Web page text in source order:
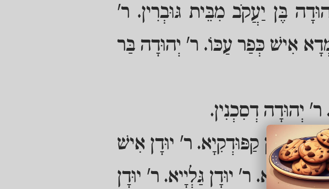
בֶּן יַעֲקֹב מִבֵּית גּוּבְרִין. ר'
אִישׁ כְּפַר עַכּוֹ. ר' יְהוּדָה בַּר
ר' יְהוּדָה דְסִכְנִין.
ר' יוּדָן קַפּוּדְקִיָא. ר' יוּדָן אִישׁ
בַּר פִּילָא. ר' יוּדָן גַּלְיָיא. ר' יוּדָן